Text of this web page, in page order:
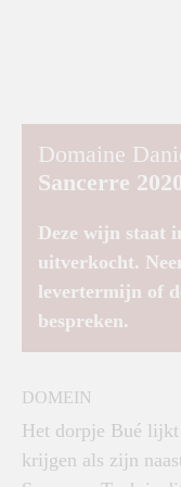
Domaine
Sancerre
Deze wijn staat
uitverkocht.
levertermijn of
bespreken.
DOMEIN
Het dorpje Bué
krijgen als zijn